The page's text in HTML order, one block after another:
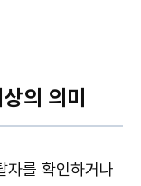
의 의미
자를 확인하거나